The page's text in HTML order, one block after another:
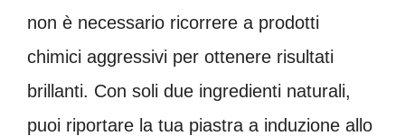
non è necessario ricorrere a prodotti
chimici aggressivi per ottenere risultati
brillanti. Con soli due ingredienti naturali,
puoi riportare la tua piastra a induzione allo